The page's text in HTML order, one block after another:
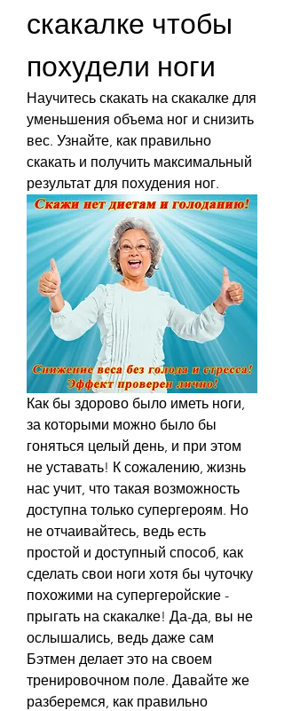
скакалке чтобы
похудели ноги
Научитесь скакать на скакалке для
уменьшения объема ног и снизить
вес. Узнайте, как правильно
скакать и получить максимальный
результат для похудения ног.
Как бы здорово было иметь ноги,
за которыми можно было бы
гоняться целый день, и при этом
не уставать! К сожалению, жизнь
нас учит, что такая возможность
доступна только супергероям. Но
не отчаивайтесь, ведь есть
простой и доступный способ, как
сделать свои ноги хотя бы чуточку
похожими на супергеройские -
прыгать на скакалке! Да-да, вы не
ослышались, ведь даже сам
Бэтмен делает это на своем
тренировочном поле. Давайте же
разберемся, как правильно